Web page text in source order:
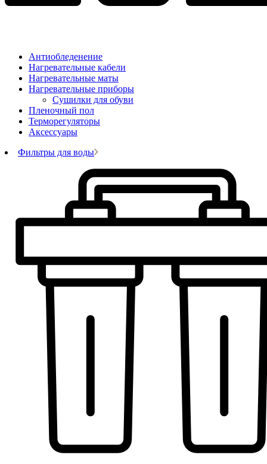
Антиобледенение
Нагревательные кабели
Нагревательные маты
Нагревательные приборы
Сушилки для обуви
Пленочный пол
Терморегуляторы
Аксессуары
Фильтры для воды